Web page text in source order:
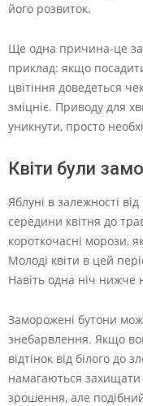
його розвиток.
Ще одна причина-це
приклад: якщо
цвітіння доведеться
зміцніє. Приводу для
уникнути, просто
Квіти були
Яблуні в залежності
середини квітня до
короткочасні морози,
Молоді квіти в цей
Навіть одна ніч
Заморожені бутони
знебарвлення. Якщо
відтінок від білого до
намагаються захищати
зрошення, але